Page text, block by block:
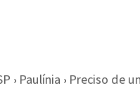
› Paulínia › Preciso de